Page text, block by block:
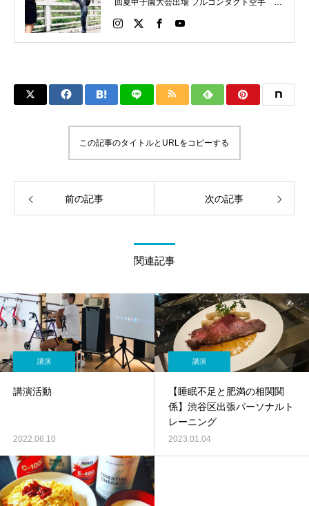
回夏甲子園大会出場 フルコンタクト空手 日
パーライト級新人王 FOKウェルター級王者
WMCライト級日本王者 トレーニング依頼は
この記事のタイトルとURLをコピーする
前の記事 次の記事
関連記事
講演
講演活動
2022.06.10
講演
【睡眠不足と肥満の相関関
係】渋谷区出張パーソナルト
レーニング
2023.01.04